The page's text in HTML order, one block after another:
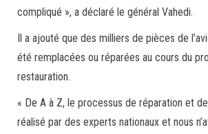
compliqué », a déclaré le général Vahedi.
Il a ajouté que des milliers de pièces de
été remplacées ou réparées au cours du
restauration.
« De A à Z, le processus de réparation et
réalisé par des experts nationaux et nous